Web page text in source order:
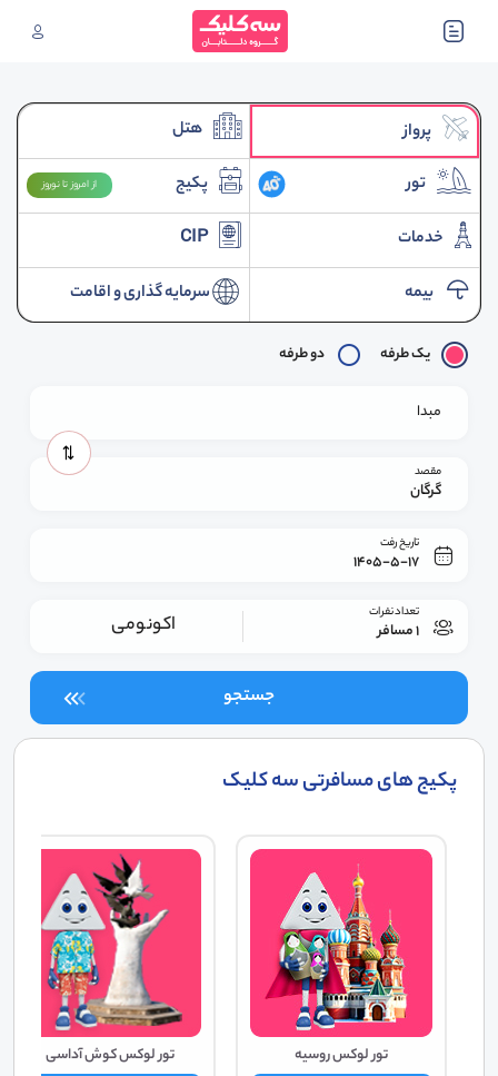
پرواز هتل
تور پکیج از امروز تا نوروز
خدمات CIP
بیمه سرمایه گذاری و اقامت
یک طرفه دو طرفه
مبدا
مقصد
گرگان
تاریخ رفت
1405-5-17
تعداد نفرات
1 مسافر اکونومی
جستجو
پکیج های مسافرتی سه کلیک
تور لوکس روسیه تور لوکس کوش آداسی